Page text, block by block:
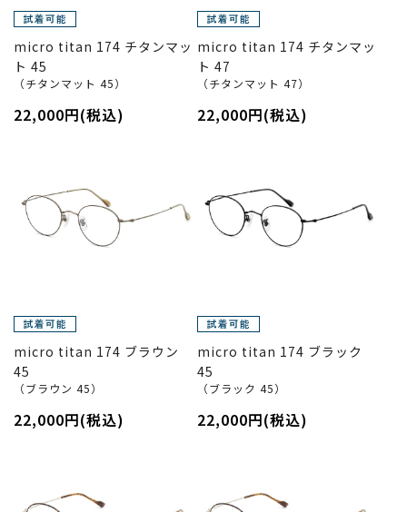
micro titan 174 チタンマッ
ト 45
（チタンマット 45）
22,000円(税込)
micro titan 174 チタンマッ
ト 47
（チタンマット 47）
22,000円(税込)
micro titan 174 ブラウン
45
（ブラウン 45）
22,000円(税込)
micro titan 174 ブラック
45
（ブラック 45）
22,000円(税込)